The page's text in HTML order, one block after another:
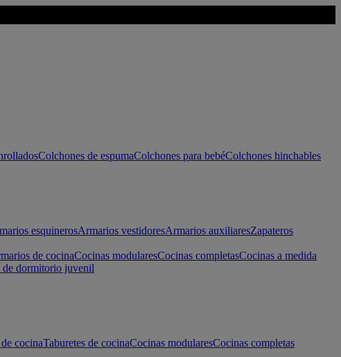
Colchones de espumaColchones para bebéColchones hinchables
esquinerosArmarios vestidoresArmarios auxiliaresZapateros
de cocinaCocinas modularesCocinas completasCocinas a medida
de dormitorio juvenil
cocinaTaburetes de cocinaCocinas modularesCocinas completas